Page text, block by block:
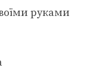
руками